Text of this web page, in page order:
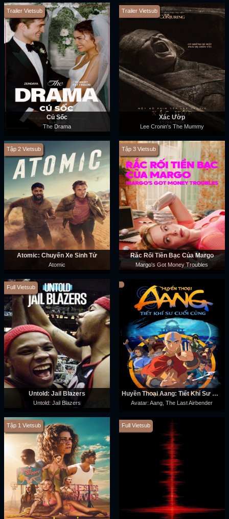
Trailer Vietsub
Cú Sốc
The Drama
Trailer Vietsub
Xác Ướp
Lee Cronin's The Mummy
Tập 2 Vietsub
Atomic: Chuyến Xe Sinh Tử
Atomic
Tập 3 Vietsub
Rắc Rối Tiền Bạc Của Margo
Margo's Got Money Troubles
Full Vietsub
Untold: Jail Blazers
Untold: Jail Blazers
Huyền Thoại Aang: Tiết Khí Sư Cuối Cùng
Avatar: Aang, The Last Airbender
Tập 1 Vietsub Full Vietsub